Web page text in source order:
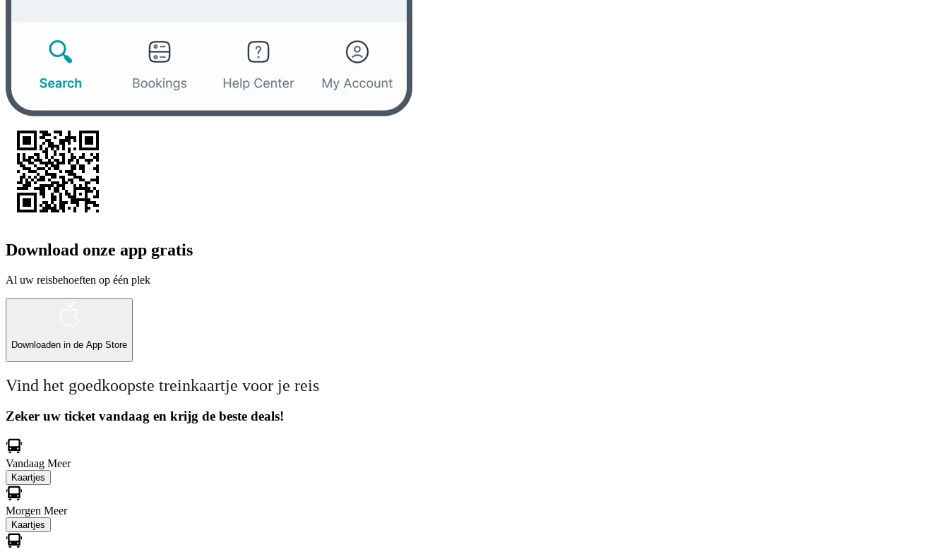
Download onze app gratis
Al uw reisbehoeften op één plek
Downloaden in de App Store
Vind het goedkoopste treinkaartje voor je reis
Zeker uw ticket vandaag en krijg de beste deals!
Vandaag Meer
Kaartjes
Morgen Meer
Kaartjes